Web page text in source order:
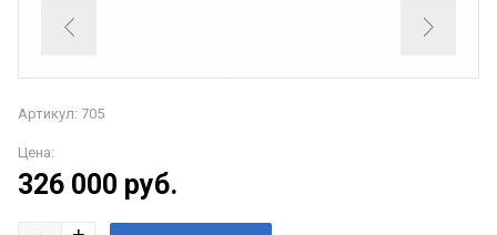
Артикул: 705
Цена:
326 000 руб.